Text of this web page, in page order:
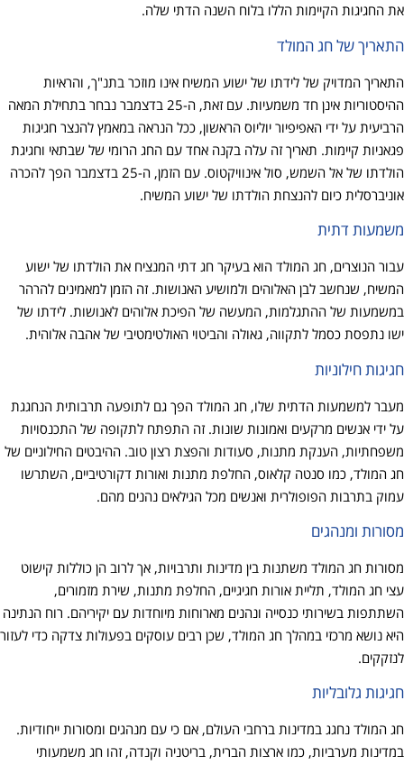
את החגיגות הקיימות הללו בלוח השנה הדתי שלה.
התאריך של חג המולד
התאריך המדויק של לידתו של ישוע המשיח אינו מוזכר בתנ"ך, והראיות
ההיסטוריות אינן חד משמעיות. עם זאת, ה-25 בדצמבר נבחר בתחילת המאה
הרביעית על ידי האפיפיור יוליוס הראשון, ככל הנראה במאמץ להנצר חגיגות
פגאניות קיימות. תאריך זה עלה בקנה אחד עם החג הרומי של שבתאי וחגיגת
הולדתו של אל השמש, סול אינוויקטוס. עם הזמן, ה-25 בדצמבר הפך להכרה
אוניברסלית כיום להנצחת הולדתו של ישוע המשיח.
משמעות דתית
עבור הנוצרים, חג המולד הוא בעיקר חג דתי המנציח את הולדתו של ישוע
המשיח, שנחשב לבן האלוהים ולמושיע האנושות. זה הזמן למאמינים להרהר
במשמעות של ההתגלמות, המעשה של הפיכת אלוהים לאנושות. לידתו של
ישו נתפסת כסמל לתקווה, גאולה והביטוי האולטימטיבי של אהבה אלוהית.
חגיגות חילוניות
מעבר למשמעות הדתית שלו, חג המולד הפך גם לתופעה תרבותית הנחגגת
על ידי אנשים מרקעים ואמונות שונות. זה התפתח לתקופה של התכנסויות
משפחתיות, הענקת מתנות, סעודות והפצת רצון טוב. ההיבטים החילוניים של
חג המולד, כמו סנטה קלאוס, החלפת מתנות ואורות דקורטיביים, השתרשו
עמוק בתרבות הפופולרית ואנשים מכל הגילאים נהנים מהם.
מסורות ומנהגים
מסורות חג המולד משתנות בין מדינות ותרבויות, אך לרוב הן כוללות קישוט
עצי חג המולד, תליית אורות חגיגיים, החלפת מתנות, שירת מזמורים,
השתתפות בשירותי כנסייה ונהנים מארוחות מיוחדות עם יקיריהם. רוח הנתינה
היא נושא מרכזי במהלך חג המולד, שכן רבים עוסקים בפעולות צדקה כדי לעזור
לנזקקים.
חגיגות גלובליות
חג המולד נחגג במדינות ברחבי העולם, אם כי עם מנהגים ומסורות ייחודיות.
במדינות מערביות, כמו ארצות הברית, בריטניה וקנדה, זהו חג משמעותי